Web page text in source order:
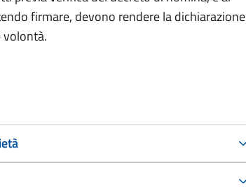
firmare, devono rendere la dichiarazione
volontà.